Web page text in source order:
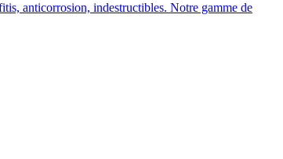
anticorrosion, indestructibles. Notre gamme de